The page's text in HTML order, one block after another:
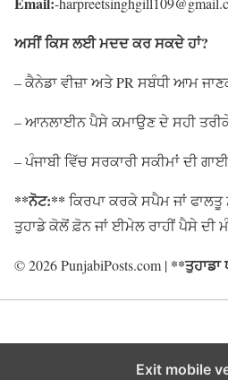
ਅਸੀਂ ਕਿਸ ਲਈ ਮਦਦ ਕਰ ਸਕਦੇ ਹਾਂ?
– ਕੈਨੇਡਾ ਵੀਜ਼ਾ ਅਤੇ PR ਸਬੰਧੀ ਆਮ
– ਆਨਲਾਈਨ ਪੈਸੇ ਕਮਾਉਣ ਦੇ ਸਹੀ
– ਪੰਜਾਬੀ ਵਿੱਚ ਸਰਕਾਰੀ ਸਕੀਮਾਂ ਦੀ
**ਨੋਟ:** ਕਿਰਪਾ ਕਰਕੇ ਸਪੈਮ ਜਾਂ
ਤੁਹਾਡੇ ਕੋਲੋਂ ਫ਼ੋਨ ਜਾਂ ਈਮੇਲ ਰਾਹੀਂ ਪੈਸੇ ਦੀ
© 2026 PunjabiPosts.com |
Exit mobile